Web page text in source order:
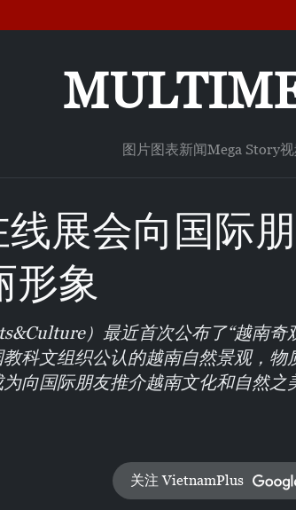
图片图表新闻Mega Story
线展会向国际
形象
）最近首次公布了“越南奇
科文组织公认的越南自然景观，物
向国际朋友推介越南文化和自然之
关注 VietnamPlus